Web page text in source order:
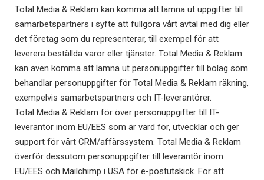
Total Media & Reklam kan komma att lämna ut uppgifter till
samarbetspartners i syfte att fullgöra vårt avtal med dig eller
det företag som du representerar, till exempel för att
leverera beställda varor eller tjänster. Total Media & Reklam
kan även komma att lämna ut personuppgifter till bolag som
behandlar personuppgifter för Total Media & Reklam räkning,
exempelvis samarbetspartners och IT-leverantörer.
Total Media & Reklam för över personuppgifter till IT-
leverantör inom EU/EES som är värd för, utvecklar och ger
support för vårt CRM/affärssystem. Total Media & Reklam
överför dessutom personuppgifter till leverantör inom
EU/EES och Mailchimp i USA för e-postutskick. För att